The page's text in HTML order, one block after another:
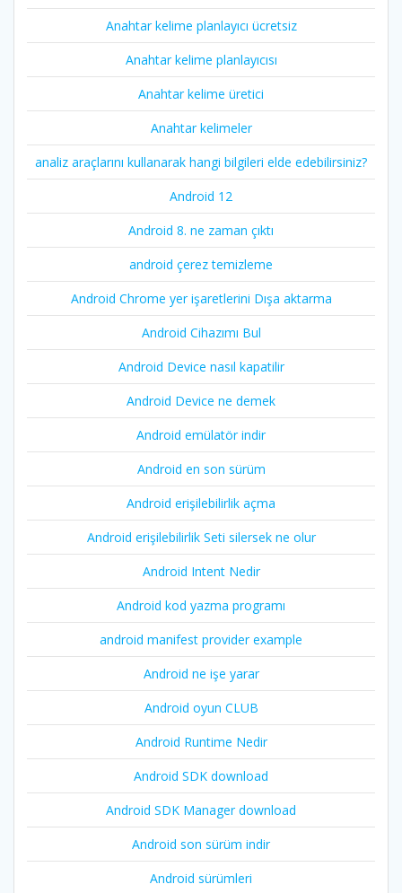
Anahtar kelime planlayıcı ücretsiz
Anahtar kelime planlayıcısı
Anahtar kelime üretici
Anahtar kelimeler
analiz araçlarını kullanarak hangi bilgileri elde edebilirsiniz?
Android 12
Android 8. ne zaman çıktı
android çerez temizleme
Android Chrome yer işaretlerini Dışa aktarma
Android Cihazımı Bul
Android Device nasıl kapatilir
Android Device ne demek
Android emülatör indir
Android en son sürüm
Android erişilebilirlik açma
Android erişilebilirlik Seti silersek ne olur
Android Intent Nedir
Android kod yazma programı
android manifest provider example
Android ne işe yarar
Android oyun CLUB
Android Runtime Nedir
Android SDK download
Android SDK Manager download
Android son sürüm indir
Android sürümleri